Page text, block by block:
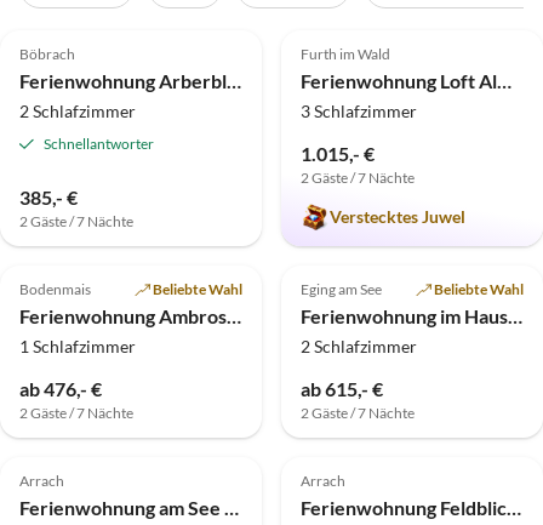
Top-Inserat
Böbrach
Ferienwohnung Arberblick
2 Schlafzimmer
Schnellantworter
385,- €
2 Gäste / 7 Nächte
Super-Gastgeber
Top-Inserat
Furth im Wald
Ferienwohnung Loft Almhütte
3 Schlafzimmer
1.015,- €
2 Gäste / 7 Nächte
Verstecktes Juwel
Top-Inserat
5.0 (11)
Bodenmais Beliebte Wahl
Ferienwohnung Ambrosius
1 Schlafzimmer
ab 476,- €
2 Gäste / 7 Nächte
Top-Inserat
4.9 (7)
Eging am See Beliebte Wahl
Ferienwohnung im Haus Teresa
2 Schlafzimmer
ab 615,- €
2 Gäste / 7 Nächte
Top-Inserat
4.9 (4)
Arrach
Ferienwohnung am See mit See-und Bayerwaldblick OG
Top-Inserat
5.0 (2)
Arrach
Ferienwohnung Feldblick 44 EG